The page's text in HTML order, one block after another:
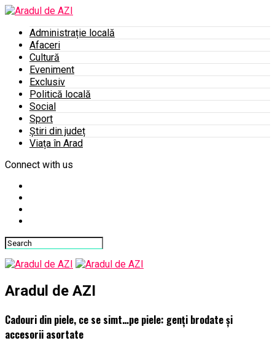
Administrație locală
Afaceri
Cultură
Eveniment
Exclusiv
Politică locală
Social
Sport
Știri din județ
Viața în Arad
Connect with us
Aradul de AZI
Cadouri din piele, ce se simt…pe piele: genți brodate și
accesorii asortate